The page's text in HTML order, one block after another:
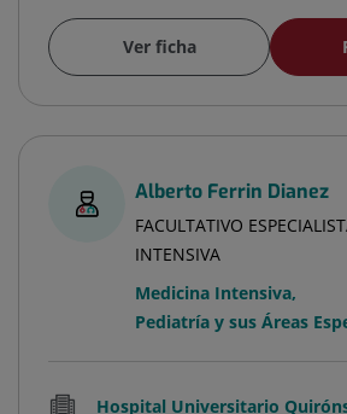
Ver ficha
Alberto Ferrin Dianez
FACULTATIVO
INTENSIVA
Medicina Intensiva,
Pediatría y sus Áreas
Hospital Universitario